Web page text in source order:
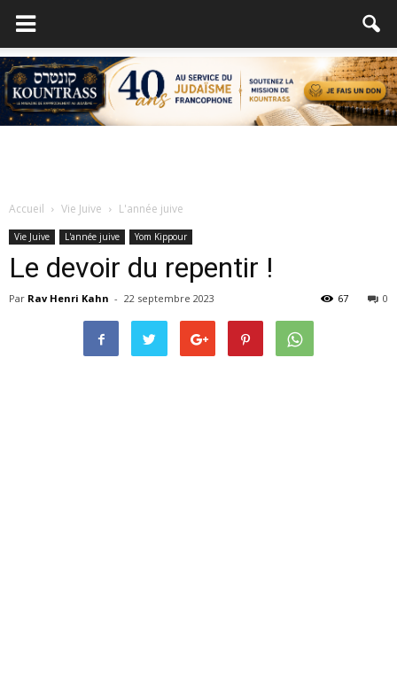
Accueil Vie Juive L'année juive
Vie Juive L'année juive Yom Kippour
Le devoir du repentir !
Par Rav Henri Kahn - 22 septembre 2023 0
67